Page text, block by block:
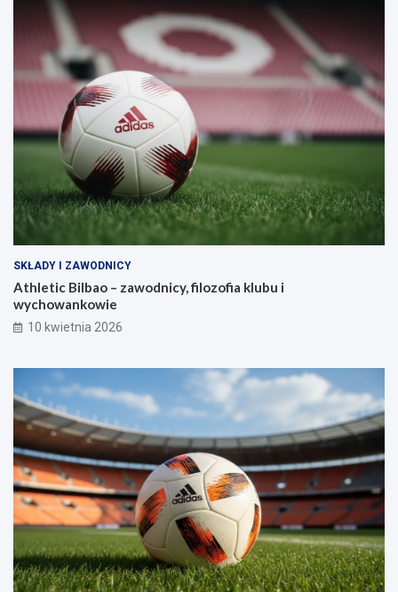
SKŁADY I ZAWODNICY
Athletic Bilbao – zawodnicy, filozofia klubu i
wychowankowie
10 kwietnia 2026